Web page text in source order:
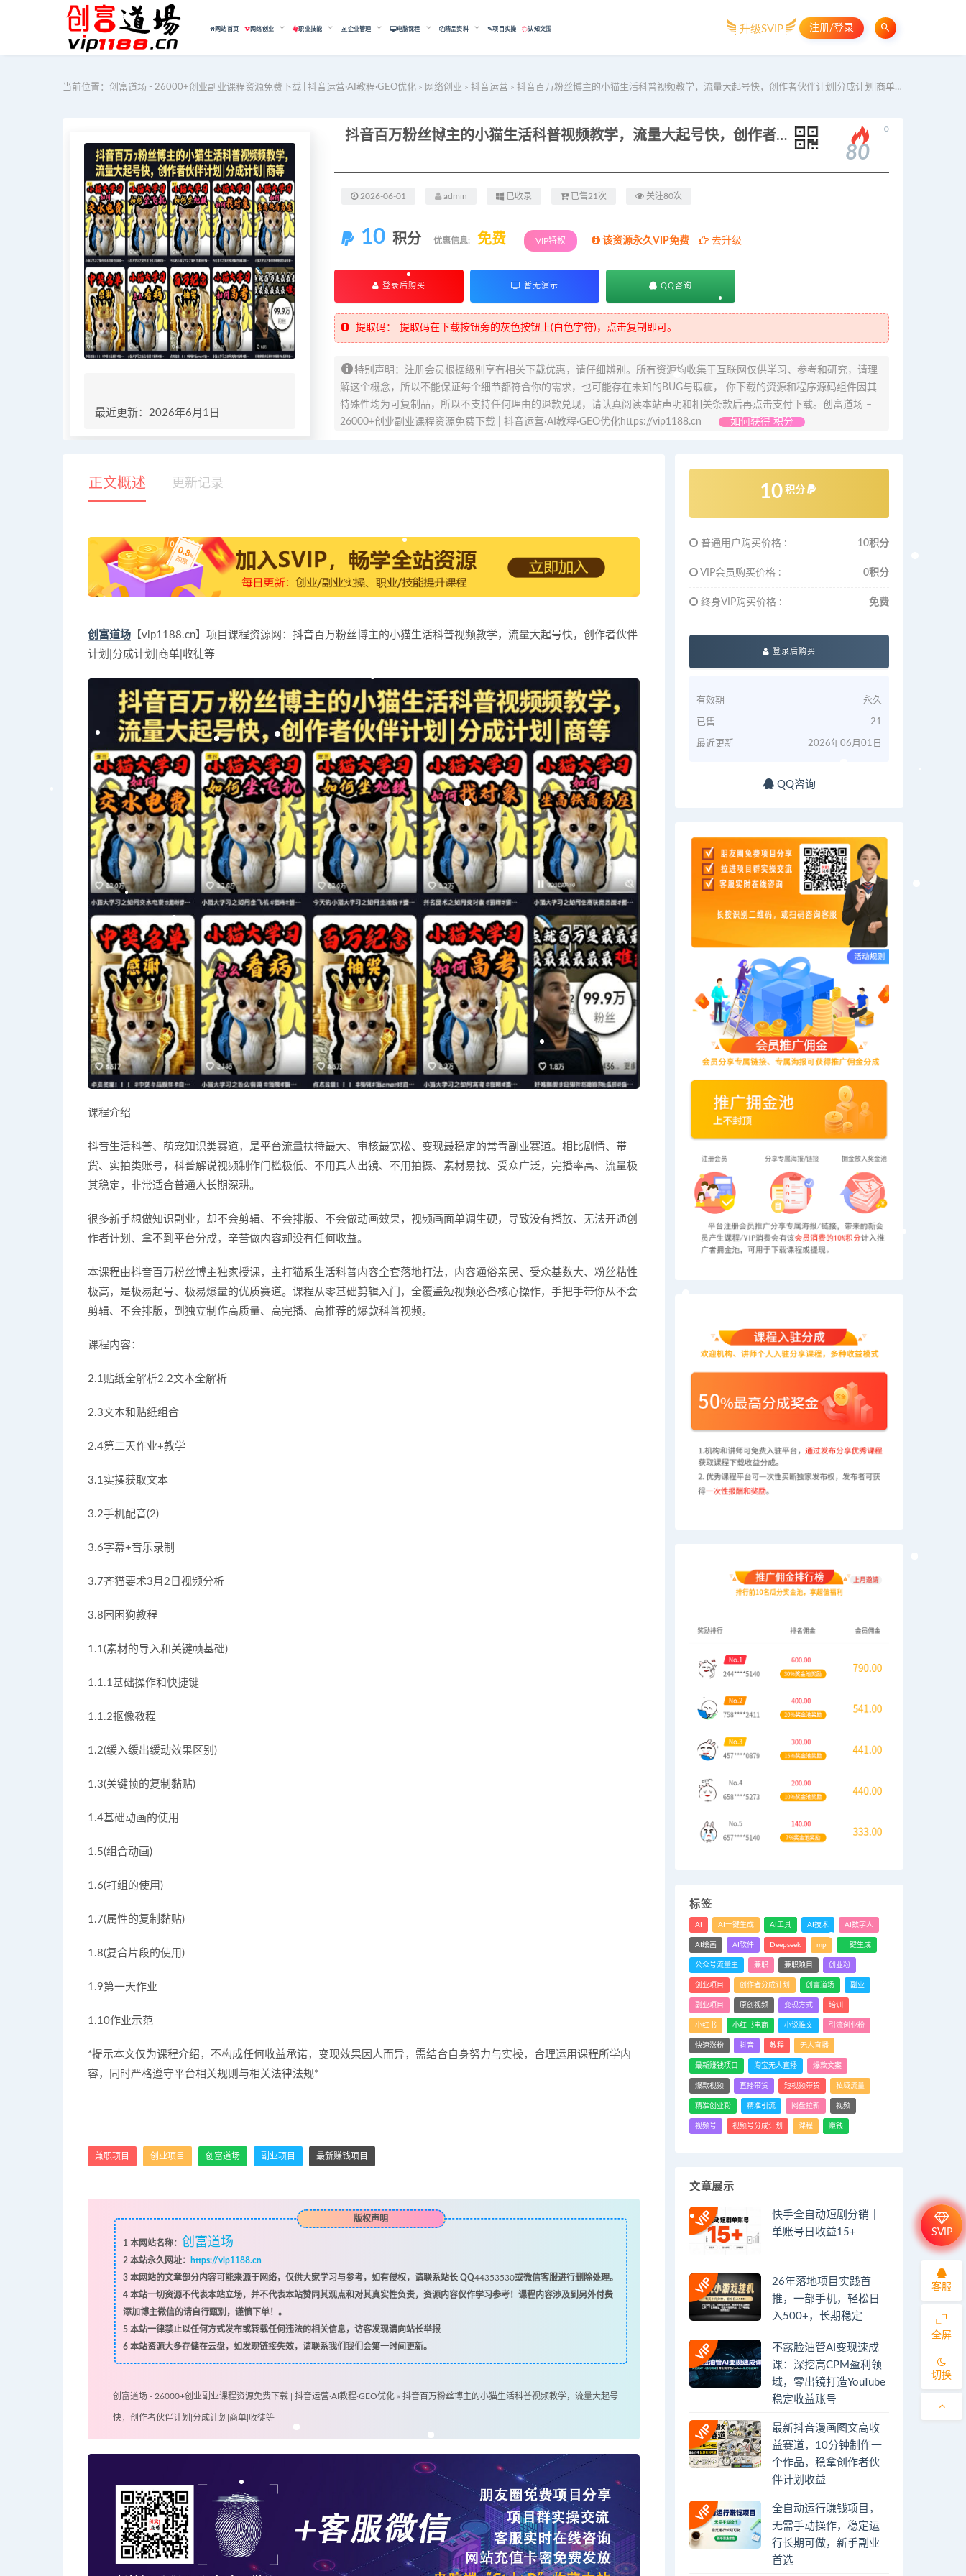
网站首页 网络创业 职业技能 企业管理 电脑课程 精品资料 ✎项目实操 认知突围 升级SVIP 注册/登录
当前位置： 创富道场 - 26000+创业副业课程资源免费下载 | 抖音运营·AI教程·GEO优化 > 网络创业 > 抖音运营 > 抖音百万粉丝博主的小猫生活科普视频教学，流量大起号快，创作者伙伴计划|分成计划|商单|收徒等
最近更新：2026年6月1日
抖音百万粉丝博主的小猫生活科普视频教学，流量大起号快，创作者伙伴计划|分成计划|商单|收徒等
80
。
2026-06-01 admin 已收录 已售21次 关注80次
10 积分 优惠信息: 免费 VIP特权 该资源永久VIP免费 去升级
登录后购买 暂无演示 QQ咨询
提取码： 提取码在下载按钮旁的灰色按钮上(白色字符)，点击复制即可。
特别声明：注册会员根据级别享有相关下载优惠，请仔细辨别。所有资源均收集于互联网仅供学习、参考和研究，请理
解这个概念，所以不能保证每个细节都符合你的需求，也可能存在未知的BUG与瑕疵， 你下载的资源和程序源码组件因其
特殊性均为可复制品，所以不支持任何理由的退款兑现，请认真阅读本站声明和相关条款后再点击支付下载。创富道场 –
26000+创业副业课程资源免费下载 | 抖音运营·AI教程·GEO优化https://vip1188.cn
如何获得 积分
正文概述 更新记录
创富道场 【vip1188.cn】项目课程资源网：抖音百万粉丝博主的小猫生活科普视频教学，流量大起号快，创作者伙伴
计划|分成计划|商单|收徒等
课程介绍
抖音生活科普、萌宠知识类赛道，是平台流量扶持最大、审核最宽松、变现最稳定的常青副业赛道。相比剧情、带
货、实拍类账号，科普解说视频制作门槛极低、不用真人出镜、不用拍摄、素材易找、受众广泛，完播率高、流量极
其稳定，非常适合普通人长期深耕。
很多新手想做知识副业，却不会剪辑、不会排版、不会做动画效果，视频画面单调生硬，导致没有播放、无法开通创
作者计划、拿不到平台分成，辛苦做内容却没有任何收益。
本课程由抖音百万粉丝博主独家授课，主打猫系生活科普内容全套落地打法，内容通俗亲民、受众基数大、粉丝粘性
极高，是极易起号、极易爆量的优质赛道。课程从零基础剪辑入门，全覆盖短视频必备核心操作，手把手带你从不会
剪辑、不会排版，到独立制作高质量、高完播、高推荐的爆款科普视频。
课程内容：
2.1贴纸全解析2.2文本全解析
2.3文本和贴纸组合
2.4第二天作业+教学
3.1实操获取文本
3.2手机配音(2)
3.6字幕+音乐录制
3.7齐猫要术3月2日视频分析
3.8困困狗教程
1.1(素材的导入和关键帧基础)
1.1.1基础操作和快捷键
1.1.2抠像教程
1.2(缓入缓出缓动效果区别)
1.3(关键帧的复制黏贴)
1.4基础动画的使用
1.5(组合动画)
1.6(打组的使用)
1.7(属性的复制黏贴)
1.8(复合片段的使用)
1.9第一天作业
1.10作业示范
*提示本文仅为课程介绍，不构成任何收益承诺，变现效果因人而异，需结合自身努力与实操，合理运用课程所学内
容，同时严格遵守平台相关规则与相关法律法规*
兼职项目 创业项目 创富道场 副业项目 最新赚钱项目
版权声明
1 本网站名称： 创富道场
2本站永久网址：
https://vip1188.cn
3本网站的文章部分内容可能来源于网络，仅供大家学习与参考，如有侵权，请联系站长 QQ44353530或微信客服进行删除处理。
4本站一切资源不代表本站立场，并不代表本站赞同其观点和对其真实性负责，资源内容仅作学习参考！课程内容涉及到另外付费
添加博主微信的请自行甄别，谨慎下单！。
5本站一律禁止以任何方式发布或转载任何违法的相关信息，访客发现请向站长举报
6本站资源大多存储在云盘，如发现链接失效，请联系我们我们会第一时间更新。
创富道场 - 26000+创业副业课程资源免费下载 | 抖音运营·AI教程·GEO优化 » 抖音百万粉丝博主的小猫生活科普视频教学，流量大起号
快，创作者伙伴计划|分成计划|商单|收徒等
10 积分
普通用户购买价格 : 10积分
VIP会员购买价格 : 0积分
终身VIP购买价格 : 免费
登录后购买
有效期 永久
已售 21
最近更新 2026年06月01日
QQ咨询
标签
AI AI一键生成 AI工具 AI技术 AI数字人
AI绘画 AI软件 Deepseek mp 一键生成
公众号流量主 兼职 兼职项目 创业粉
创业项目 创作者分成计划 创富道场 副业
副业项目 原创视频 变现方式 培训
小红书 小红书电商 小说推文 引流创业粉
快速涨粉 抖音 教程 无人直播
最新赚钱项目 淘宝无人直播 爆款文案
爆款视频 直播带货 短视频带货 私域流量
精准创业粉 精准引流 网盘拉新 视频
视频号 视频号分成计划 课程 赚钱
文章展示
快手全自动短剧分销｜
单账号日收益15+
26年落地项目实践首
推，一部手机，轻松日
入500+，长期稳定
不露脸油管AI变现速成
课：深挖高CPM盈利领
域，零出镜打造YouTube
稳定收益账号
最新抖音漫画图文高收
益赛道，10分钟制作一
个作品，稳拿创作者伙
伴计划收益
全自动运行賺钱项目，
无需手动操作，稳定运
行长期可做，新手副业
首选
SVIP
客服
全屏
切换